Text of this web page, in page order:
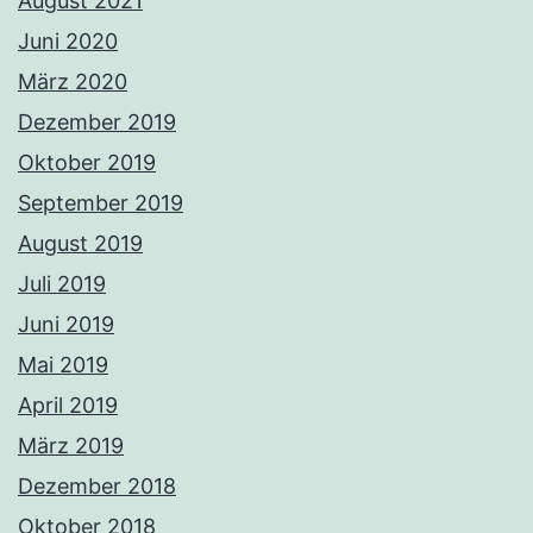
Juni 2020
März 2020
Dezember 2019
Oktober 2019
September 2019
August 2019
Juli 2019
Juni 2019
Mai 2019
April 2019
März 2019
Dezember 2018
Oktober 2018